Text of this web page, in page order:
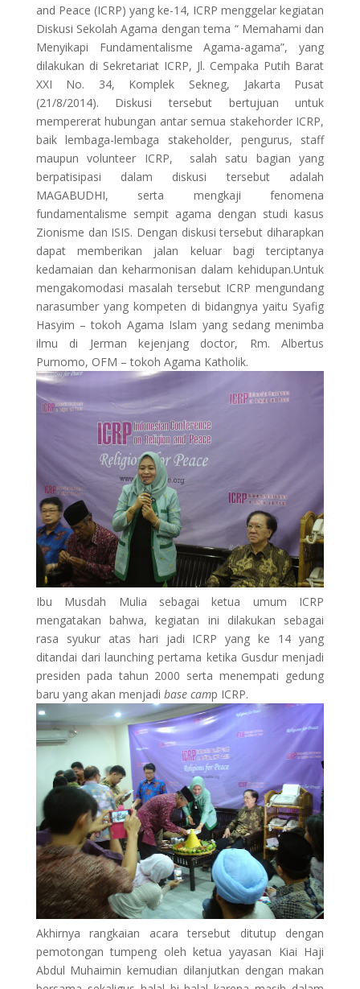
and Peace (ICRP) yang ke-14, ICRP menggelar kegiatan
Diskusi Sekolah Agama dengan tema “ Memahami dan
Menyikapi Fundamentalisme Agama-agama”, yang
dilakukan di Sekretariat ICRP, Jl. Cempaka Putih Barat
XXI No. 34, Komplek Sekneg, Jakarta Pusat
(21/8/2014). Diskusi tersebut bertujuan untuk
mempererat hubungan antar semua stakehorder ICRP,
baik lembaga-lembaga stakeholder, pengurus, staff
maupun volunteer ICRP, salah satu bagian yang
berpatisipasi dalam diskusi tersebut adalah
MAGABUDHI, serta mengkaji fenomena
fundamentalisme sempit agama dengan studi kasus
Zionisme dan ISIS. Dengan diskusi tersebut diharapkan
dapat memberikan jalan keluar bagi terciptanya
kedamaian dan keharmonisan dalam kehidupan.Untuk
mengakomodasi masalah tersebut ICRP mengundang
narasumber yang kompeten di bidangnya yaitu Syafig
Hasyim – tokoh Agama Islam yang sedang menimba
ilmu di Jerman kejenjang doctor, Rm. Albertus
Purnomo, OFM – tokoh Agama Katholik.
Ibu Musdah Mulia sebagai ketua umum ICRP
mengatakan bahwa, kegiatan ini dilakukan sebagai
rasa syukur atas hari jadi ICRP yang ke 14 yang
ditandai dari launching pertama ketika Gusdur menjadi
presiden pada tahun 2000 serta menempati gedung
baru yang akan menjadi base camp ICRP.
Akhirnya rangkaian acara tersebut ditutup dengan
pemotongan tumpeng oleh ketua yayasan Kiai Haji
Abdul Muhaimin kemudian dilanjutkan dengan makan